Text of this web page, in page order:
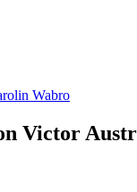
Wabro
Victor